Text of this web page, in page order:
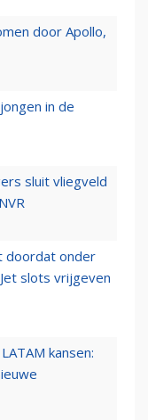
door Apollo,
in de
sluit vliegveld
doordat onder
slots vrijgeven
kansen: